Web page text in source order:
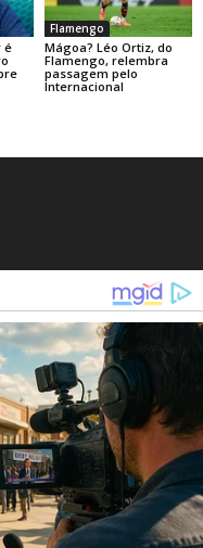
é
Flamengo
Mágoa? Léo Ortiz, do
Flamengo, relembra
passagem pelo
Internacional